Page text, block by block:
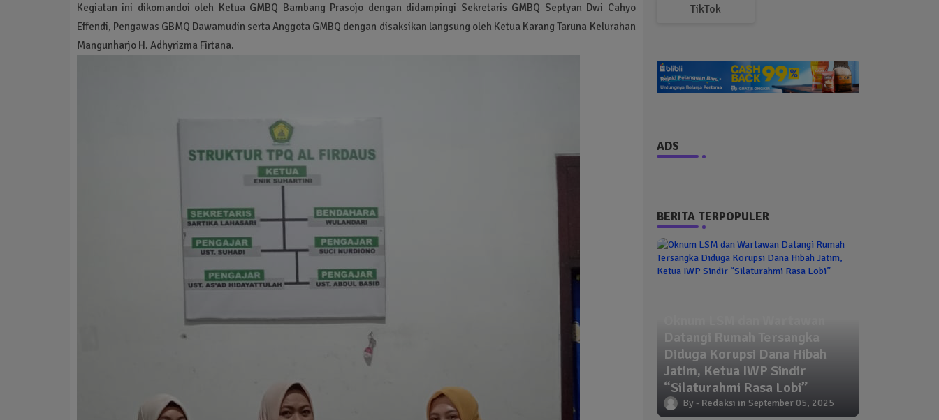
Kegiatan ini dikomandoi oleh Ketua GMBQ Bambang Prasojo dengan didampingi Sekretaris GMBQ Septyan Dwi Cahyo
Effendi, Pengawas GBMQ Dawamudin serta Anggota GMBQ dengan disaksikan langsung oleh Ketua Karang Taruna Kelurahan
Mangunharjo H. Adhyrizma Firtana.
TikTok
ADS
BERITA TERPOPULER
Datangi Rumah Tersangka
Diduga Korupsi Dana Hibah
Jatim, Ketua IWP Sindir
“Silaturahmi Rasa Lobi”
Redaksi September 05, 2025